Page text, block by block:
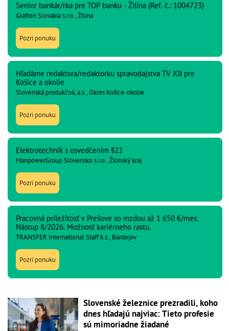
Senior bankár/rka pre TOP banku - Žilina (Ref. č.: 1004723)
Grafton Slovakia s.r.o., Žilina
Pozri ponuku
Hľadáme redaktora/redaktorku spravodajstva TV JOJ pre
Košice a okolie
Slovenská produkčná, a.s., Okres Košice-okolie
Pozri ponuku
Elektrotechnik s osvedčením §22
ManpowerGroup Slovensko s.r.o., Žilinský kraj
Pozri ponuku
Pracovná príležitosť v Prešove so mzdou až 1 650 €/mes.
Nástup 8/2026. Možnosť kariérneho rastu.
TRANSFER International Staff k.s., Bardejov
Pozri ponuku
Slovenské železnice prezradili, koho
dnes hľadajú najviac: Tieto profesie
sú mimoriadne žiadané